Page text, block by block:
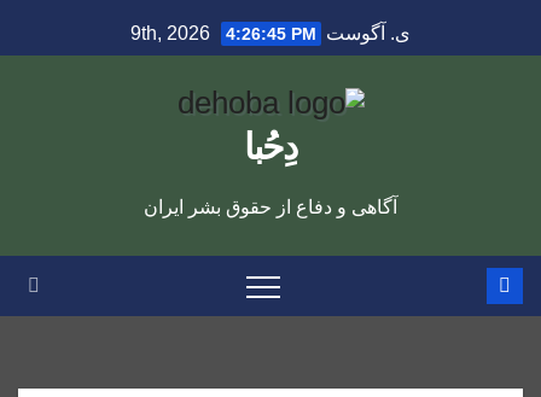
to
ی. آگوست 9th, 2026 4:26:45 PM
دِحُبا
آگاهی و دفاع از حقوق بشر ایران